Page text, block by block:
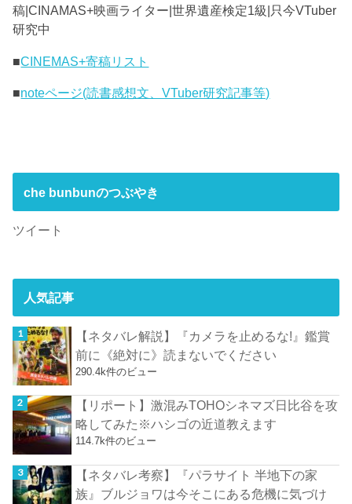
稿|CINAMAS+映画ライター|世界遺産検定1級|只今VTuber
研究中
■CINEMAS+寄稿リスト
■noteページ(読書感想文、VTuber研究記事等)
che bunbunのつぶやき
ツイート
人気記事
【ネタバレ解説】『カメラを止めるな!』鑑賞
前に《絶対に》読まないでください
290.4k件のビュー
【リポート】激混みTOHOシネマズ日比谷を攻
略してみた※ハシゴの近道教えます
114.7k件のビュー
【ネタバレ考察】『パラサイト 半地下の家
族』ブルジョワは今そこにある危機に気づけ